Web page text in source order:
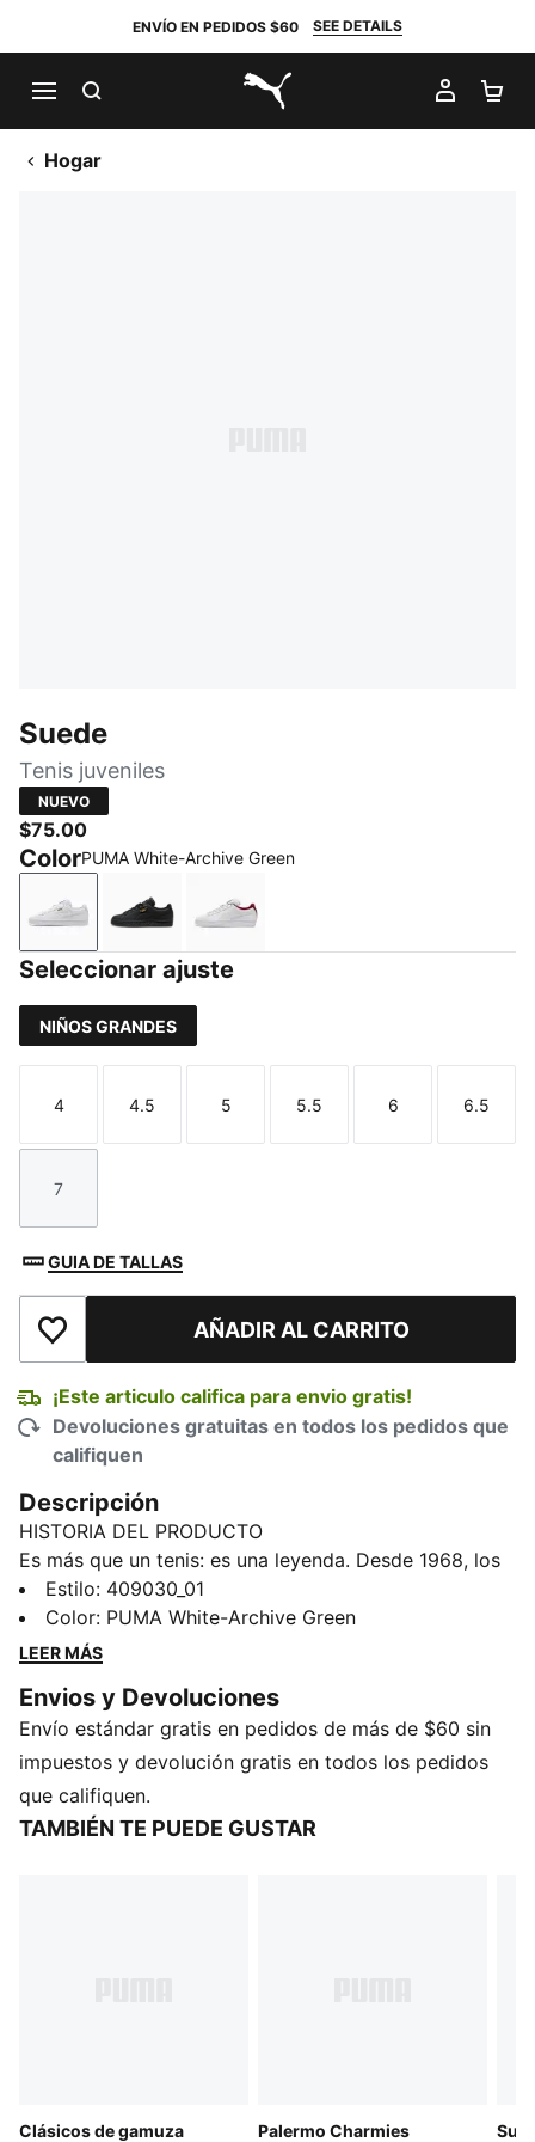
ENVÍO EN PEDIDOS $60 SEE DETAILS
PUMA.com
MI
Hogar
Suede
Tenis juveniles
NUEVO
$75.00
ColorPUMA White-Archive Green
PUMA White-Archive Green
PUMA Black-Archive Green
PUMA White-Team Regal Red
Seleccionar ajuste
NIÑOS GRANDES
Talla
4
Talla
4.5
Talla
5
Talla
5.5
Talla
6
Talla
6.5
Talla
7
GUIA DE TALLAS
Añadir a la lista de deseosAÑADIR AL CARRITO
¡Este articulo califica para envio gratis!
Devoluciones gratuitas en todos los pedidos que
califiquen
Descripción
HISTORIA DEL PRODUCTO
Es más que un tenis: es una leyenda. Desde 1968, los
PUMA Suede siguen siendo un ícono de la moda
urbana, el deporte y el estilo. Esta versión mantiene
viva la actitud icónica con el logotipo grabado en bajo
DETALLES
Producto diseñado para: uso diario
Ancho: regular
Cierre: cordones
Tipo de talón: plano
Estilo: 409030_01
Color: PUMA White-Archive Green
LEER MÁS
Envios y Devoluciones
Envío estándar gratis en pedidos de más de $60 sin
impuestos y devolución gratis en todos los pedidos
que califiquen.
TAMBIÉN TE PUEDE GUSTAR
Clásicos de gamuza Palermo Charmies